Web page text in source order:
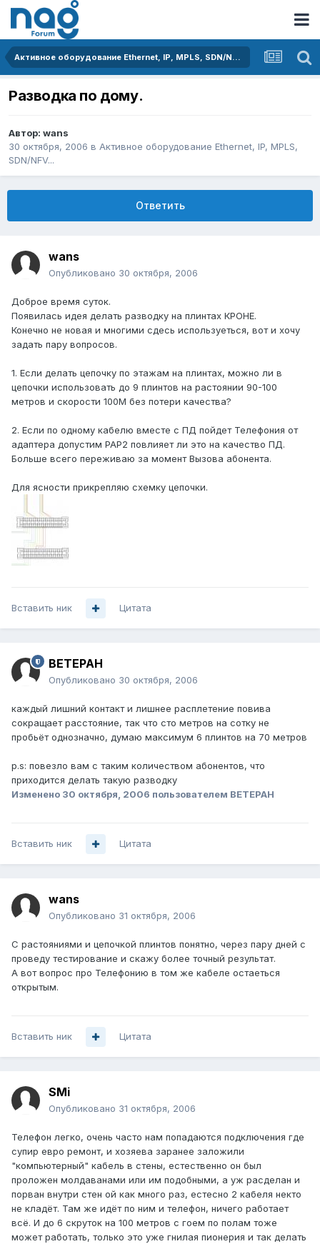
Активное оборудование Ethernet, IP, MPLS, SDN/NFV...
Разводка по дому.
Автор: wans
30 октября, 2006 в Активное оборудование Ethernet, IP, MPLS,
SDN/NFV...
Ответить
wans
Опубликовано 30 октября, 2006
Доброе время суток.
Появилась идея делать разводку на плинтах КРОНЕ.
Конечно не новая и многими сдесь используеться, вот и хочу
задать пару вопросов.
1. Если делать цепочку по этажам на плинтах, можно ли в
цепочки использовать до 9 плинтов на растоянии 90-100
метров и скорости 100М без потери качества?
2. Если по одному кабелю вместе с ПД пойдет Телефония от
адаптера допустим РАР2 повлияет ли это на качество ПД.
Больше всего переживаю за момент Вызова абонента.
Для ясности прикрепляю схемку цепочки.
Вставить ник Цитата
BETEPAH
Опубликовано 30 октября, 2006
каждый лишний контакт и лишнее расплетение повива
сокращает расстояние, так что сто метров на сотку не
пробьёт однозначно, думаю максимум 6 плинтов на 70 метров
p.s: повезло вам с таким количеством абонентов, что
приходится делать такую разводку
Изменено 30 октября, 2006 пользователем BETEPAH
Вставить ник Цитата
wans
Опубликовано 31 октября, 2006
С растояниями и цепочкой плинтов понятно, через пару дней с
проведу тестирование и скажу более точный результат.
А вот вопрос про Телефонию в том же кабеле остаеться
открытым.
Вставить ник Цитата
SMi
Опубликовано 31 октября, 2006
Телефон легко, очень часто нам попадаются подключения где
супир евро ремонт, и хозяева заранее заложили
"компьютерный" кабель в стены, естественно он был
проложен молдаванами или им подобными, а уж расделан и
порван внутри стен ой как много раз, естесно 2 кабеля некто
не кладёт. Там же идёт по ним и телефон, ничего работает
всё. И до 6 скруток на 100 метров с гоем по полам тоже
может работать, только это уже гнилая пионерия и так делать